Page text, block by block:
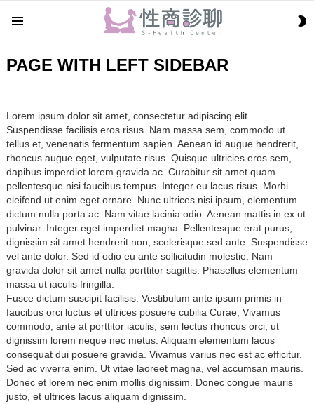
PAGE WITH LEFT SIDEBAR
Lorem ipsum dolor sit amet, consectetur adipiscing elit.
Suspendisse facilisis eros risus. Nam massa sem, commodo ut
tellus et, venenatis fermentum sapien. Aenean id augue hendrerit,
rhoncus augue eget, vulputate risus. Quisque ultricies eros sem,
dapibus imperdiet lorem gravida ac. Curabitur sit amet quam
pellentesque nisi faucibus tempus. Integer eu lacus risus. Morbi
eleifend ut enim eget ornare. Nunc ultrices nisi ipsum, elementum
dictum nulla porta ac. Nam vitae lacinia odio. Aenean mattis in ex ut
pulvinar. Integer eget imperdiet magna. Pellentesque erat purus,
dignissim sit amet hendrerit non, scelerisque sed ante. Suspendisse
vel ante dolor. Sed id odio eu ante sollicitudin molestie. Nam
gravida dolor sit amet nulla porttitor sagittis. Phasellus elementum
massa ut iaculis fringilla.
Fusce dictum suscipit facilisis. Vestibulum ante ipsum primis in
faucibus orci luctus et ultrices posuere cubilia Curae; Vivamus
commodo, ante at porttitor iaculis, sem lectus rhoncus orci, ut
dignissim lorem neque nec metus. Aliquam elementum lacus
consequat dui posuere gravida. Vivamus varius nec est ac efficitur.
Sed ac viverra enim. Ut vitae laoreet magna, vel accumsan mauris.
Donec et lorem nec enim mollis dignissim. Donec congue mauris
justo, et ultrices lacus aliquam dignissim.